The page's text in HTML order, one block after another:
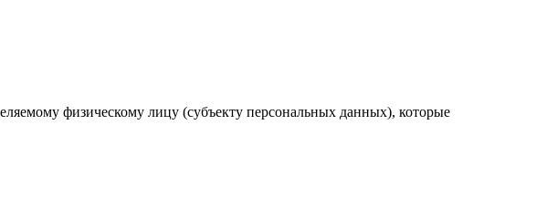
физическому лицу (субъекту персональных данных), которые